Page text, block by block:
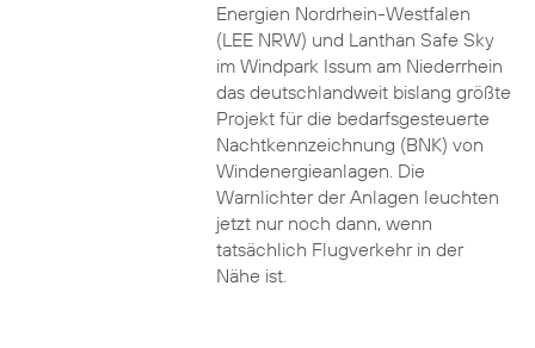
Energien Nordrhein-Westfalen
(LEE NRW) und Lanthan Safe Sky
im Windpark Issum am Niederrhein
das deutschlandweit bislang größte
Projekt für die bedarfsgesteuerte
Nachtkennzeichnung (BNK) von
Windenergieanlagen. Die
Warnlichter der Anlagen leuchten
jetzt nur noch dann, wenn
tatsächlich Flugverkehr in der
Nähe ist.